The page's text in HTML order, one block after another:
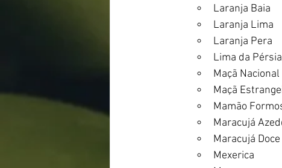
Laranja Baia
Laranja Lima
Laranja Pera
Lima da Pérsia
Maçã Nacional
Maçã
Mamão
Maracujá
Maracujá Doce
Mexerica